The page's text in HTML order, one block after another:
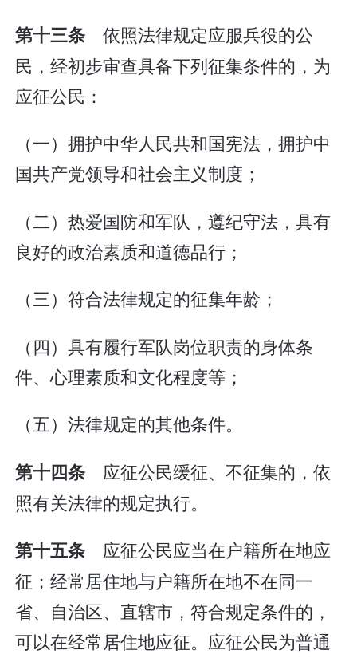
第十三条 依照法律规定应服兵役的公
民，经初步审查具备下列征集条件的，为
应征公民：
（一）拥护中华人民共和国宪法，拥护中
国共产党领导和社会主义制度；
（二）热爱国防和军队，遵纪守法，具有
良好的政治素质和道德品行；
（三）符合法律规定的征集年龄；
（四）具有履行军队岗位职责的身体条
件、心理素质和文化程度等；
（五）法律规定的其他条件。
第十四条 应征公民缓征、不征集的，依
照有关法律的规定执行。
第十五条 应征公民应当在户籍所在地应
征；经常居住地与户籍所在地不在同一
省、自治区、直辖市，符合规定条件的，
可以在经常居住地应征。应征公民为普通